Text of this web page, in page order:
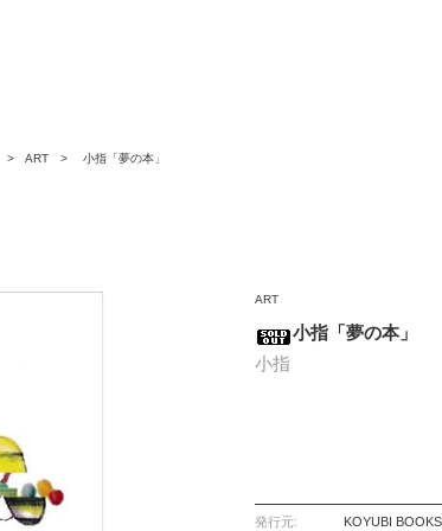
> ART > 小指「夢の本」
ART
小指「夢の本」
小指
発行元: KOYUBI BOOKS